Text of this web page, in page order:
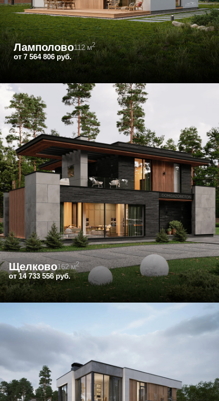
Ровная кладка —
это не красота. Это тепло.
Отличительный знак DOMGAZOBETON
Тонкошовная кладка на полиуретановый клей-пену
исключает мостики холода. Кладка теплее на 20–25% при
той же толщине стены, это меньше затрат на отопление
каждый год жизни в доме.
Блоки Bonolit, ЛСР, Ytong класса D400 с коэффициентом
теплопередачи 3,44 при нормативе 3,08. Весовой контроль
арматуры от 12 мм. Эндоскопия коммуникаций.
D400 газобетон
Без мостиков холода
Тонкий шов 1–3 мм
Что стоит построить
дом